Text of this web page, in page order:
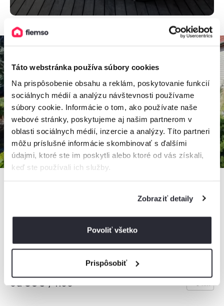
Táto webstránka používa súbory cookies
Na prispôsobenie obsahu a reklám, poskytovanie funkcií
sociálnych médií a analýzu návštevnosti používame
súbory cookie. Informácie o tom, ako používate naše
webové stránky, poskytujeme aj našim partnerom v
oblasti sociálnych médií, inzercie a analýzy. Títo partneri
môžu príslušné informácie skombinovať s ďalšími
údajmi, ktoré ste im poskytli alebo ktoré od vás získali,
keď ste používali ich služby.
Zobraziť detaily
Povoliť všetko
Prispôsobiť
6 osôb, 2 spálne, 1 kúpeľňa
od80€ / noc + 9 km